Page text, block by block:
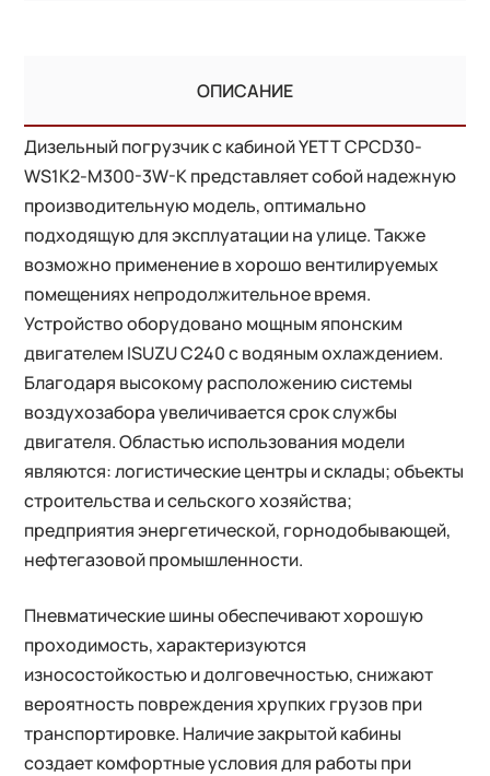
ОПИСАНИЕ
Дизельный погрузчик с кабиной YETT CPCD30-
WS1K2-M300-3W-K представляет собой надежную
производительную модель, оптимально
подходящую для эксплуатации на улице. Также
возможно применение в хорошо вентилируемых
помещениях непродолжительное время.
Устройство оборудовано мощным японским
двигателем ISUZU C240 с водяным охлаждением.
Благодаря высокому расположению системы
воздухозабора увеличивается срок службы
двигателя. Областью использования модели
являются: логистические центры и склады; объекты
строительства и сельского хозяйства;
предприятия энергетической, горнодобывающей,
нефтегазовой промышленности.
Пневматические шины обеспечивают хорошую
проходимость, характеризуются
износостойкостью и долговечностью, снижают
вероятность повреждения хрупких грузов при
транспортировке. Наличие закрытой кабины
создает комфортные условия для работы при